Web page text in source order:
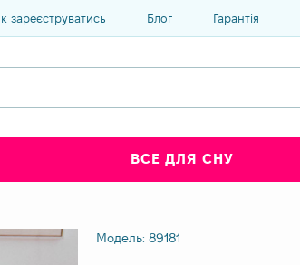
зареєструватись Блог Гарантія
ВСЕ ДЛЯ СНУ
Модель: 89181